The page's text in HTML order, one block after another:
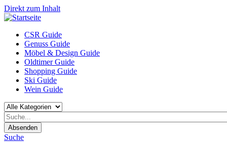
Direkt zum Inhalt
CSR Guide
Genuss Guide
Möbel & Design Guide
Oldtimer Guide
Shopping Guide
Ski Guide
Wein Guide
Absenden
Suche